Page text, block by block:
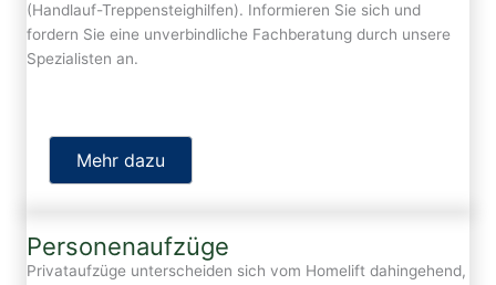
(Handlauf-Treppensteighilfen). Informieren Sie sich und
fordern Sie eine unverbindliche Fachberatung durch unsere
Spezialisten an.
Mehr dazu
Personenaufzüge
Privataufzüge unterscheiden sich vom Homelift dahingehend,